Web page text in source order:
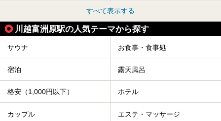
すべて表示する
川越富洲原駅の人気テーマから探す
サウナ お食事・食事処
宿泊 露天風呂
格安（1,000円以下） ホテル
カップル エステ・マッサージ